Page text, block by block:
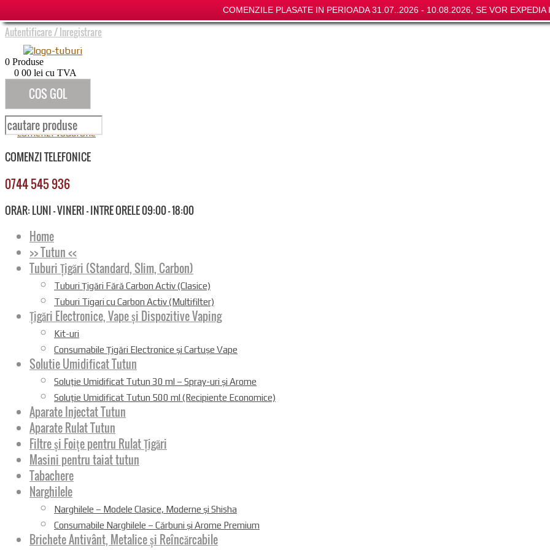
COMENZILE PLASATE IN PERIOADA 31.07..2026 - 10.08.2026, SE VOR EXPEDIA
Autentificare/Inregistrare
0 Produse
0 00 lei cu TVA
COS GOL
COMENZI TELEFONICE
0744 545 936
ORAR: LUNI - VINERI - INTRE ORELE 09:00 - 18:00
Home
>> Tutun <<
Tuburi Țigări (Standard, Slim, Carbon)
Tuburi Țigări Fără Carbon Activ (Clasice)
Tuburi Tigari cu Carbon Activ (Multifilter)
Țigări Electronice, Vape și Dispozitive Vaping
Kit-uri
Consumabile Țigări Electronice și Cartușe Vape
Solutie Umidificat Tutun
Soluție Umidificat Tutun 30 ml – Spray-uri și Arome
Soluție Umidificat Tutun 500 ml (Recipiente Economice)
Aparate Injectat Tutun
Aparate Rulat Tutun
Filtre și Foițe pentru Rulat Țigări
Masini pentru taiat tutun
Tabachere
Narghilele
Narghilele – Modele Clasice, Moderne și Shisha
Consumabile Narghilele – Cărbuni și Arome Premium
Brichete Antivânt, Metalice și Reîncărcabile